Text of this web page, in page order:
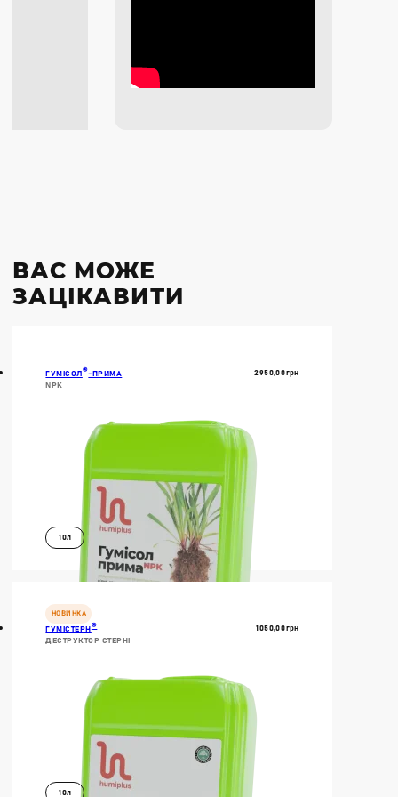
ВАС МОЖЕ
ЗАЦІКАВИТИ
ГУМІСОЛ®-ПРИМА
NPK
2950,00Грн
10л
ГУМІСТЕРН®
ДЕСТРУКТОР СТЕРНІ
1050,00Грн
10л
НОВИНКА